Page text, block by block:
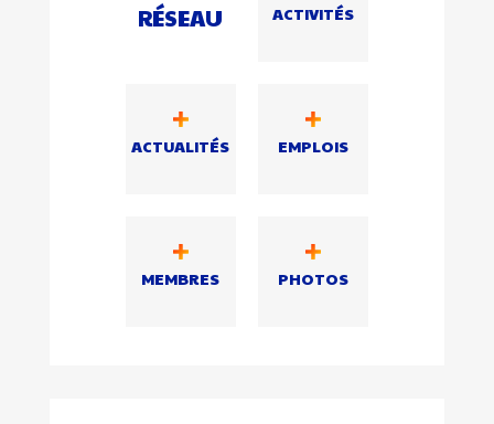
RÉSEAU
ACTIVITÉS
ACTUALITÉS EMPLOIS
MEMBRES PHOTOS